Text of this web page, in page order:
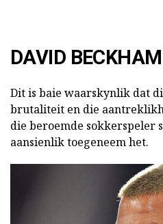
DAVID BECKHAM
Dit is baie waarskynlik dat
brutaliteit en die
die beroemde sokkerspeler
aansienlik toegeneem het.